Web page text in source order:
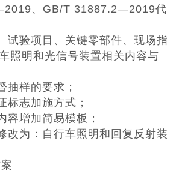
、GB/T 31887.2—2019代
验项目、关键零部件、现场指
照明和光信号装置相关内容与
样的要求；
志加施方式；
增加简易模板；
为：自行车照明和回复反射装